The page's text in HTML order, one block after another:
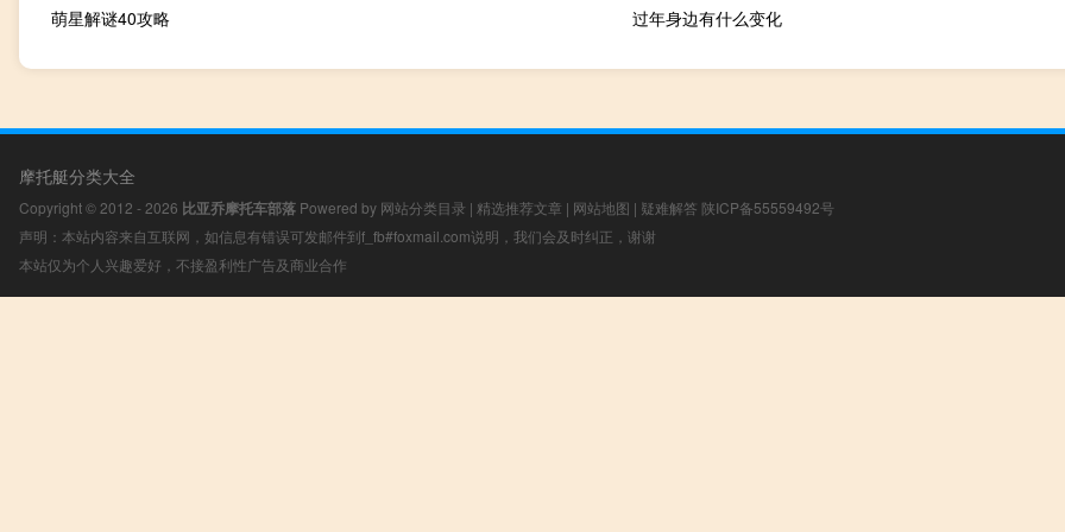
萌星解谜40攻略 过年身边有什么变化
摩托艇分类大全
Copyright © 2012 - 2026 比亚乔摩托车部落 Powered by 网站分类目录 | 精选推荐文章 | 网站地图 | 疑难解答 陕ICP备55559492号
声明：本站内容来自互联网，如信息有错误可发邮件到f_fb#foxmail.com说明，我们会及时纠正，谢谢
本站仅为个人兴趣爱好，不接盈利性广告及商业合作